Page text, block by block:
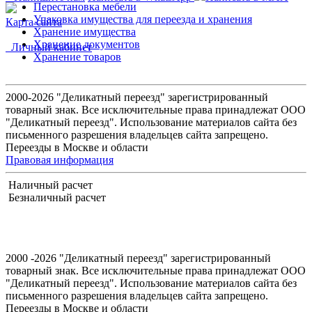
Перестановка мебели
Упаковка имущества для переезда и хранения
Хранение имущества
Хранение документов
Хранение товаров
Карта сайта
Личный кабинет
2000-2026 "Деликатный переезд" зарегистрированный
товарный знак. Все исключительные права принадлежат ООО
"Деликатный переезд". Использование материалов сайта без
письменного разрешения владельцев сайта запрещено.
Переезды в Москве и области
Правовая информация
Наличный расчет
Безналичный расчет
2000 -2026 "Деликатный переезд" зарегистрированный
товарный знак. Все исключительные права принадлежат ООО
"Деликатный переезд". Использование материалов сайта без
письменного разрешения владельцев сайта запрещено.
Переезды в Москве и области